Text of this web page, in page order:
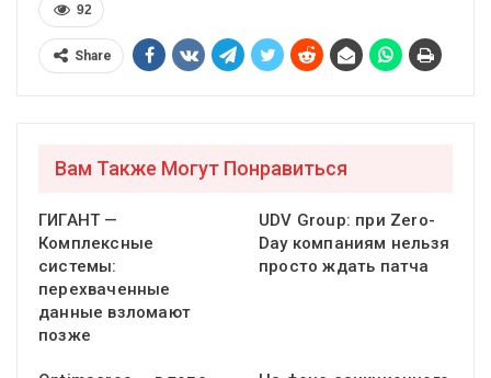
92
Share
Вам Также Могут Понравиться
ГИГАНТ —
Комплексные
системы:
перехваченные
данные взломают
позже
UDV Group: при Zero-
Day компаниям нельзя
просто ждать патча